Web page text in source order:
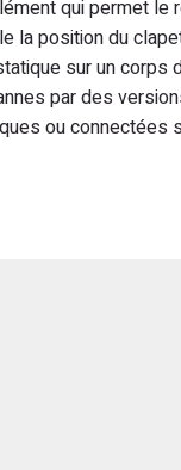
qui permet le
la position du
sur un corps
par des
ou connectées